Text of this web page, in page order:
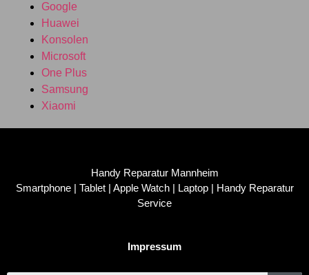
Google
Huawei
Konsolen
Microsoft
One Plus
Samsung
Xiaomi
Handy Reparatur Mannheim
Smartphone | Tablet | Apple Watch | Laptop | Handy Reparatur
Service
Impressum